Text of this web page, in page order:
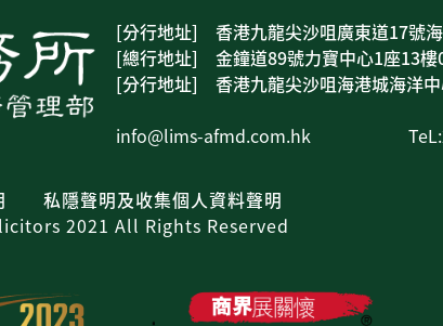
[分行地址] 香港九龍尖沙咀廣東道17號
[總行地址] 金鐘道89號力寶中心1座13樓
[分行地址] 香港九龍尖沙咀海港城海洋中
info@lims-afmd.com.hk
私隱聲明及收集個人資料聲明
2021 All Rights Reserved